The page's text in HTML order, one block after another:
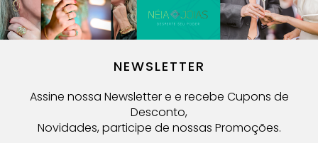
NEWSLETTER
Assine nossa Newsletter e e recebe Cupons de
Desconto,
Novidades, participe de nossas Promoções.